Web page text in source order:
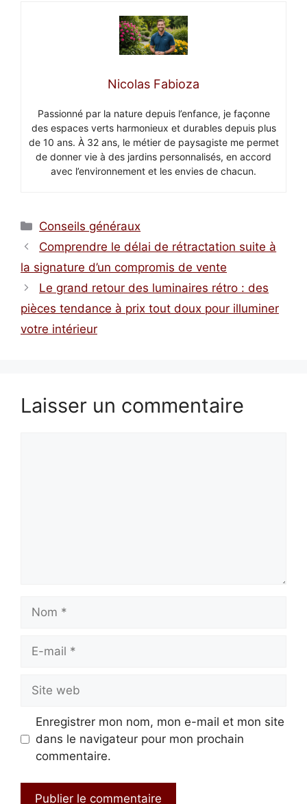
Nicolas Fabioza
Passionné par la nature depuis l’enfance, je façonne
des espaces verts harmonieux et durables depuis plus
de 10 ans. À 32 ans, le métier de paysagiste me permet
de donner vie à des jardins personnalisés, en accord
avec l’environnement et les envies de chacun.
Catégories
Conseils généraux
Comprendre le délai de rétractation suite à
la signature d’un compromis de vente
Le grand retour des luminaires rétro : des
pièces tendance à prix tout doux pour illuminer
votre intérieur
Laisser un commentaire
Nom
Site
web
Enregistrer mon nom, mon e-mail et mon site
dans le navigateur pour mon prochain
commentaire.